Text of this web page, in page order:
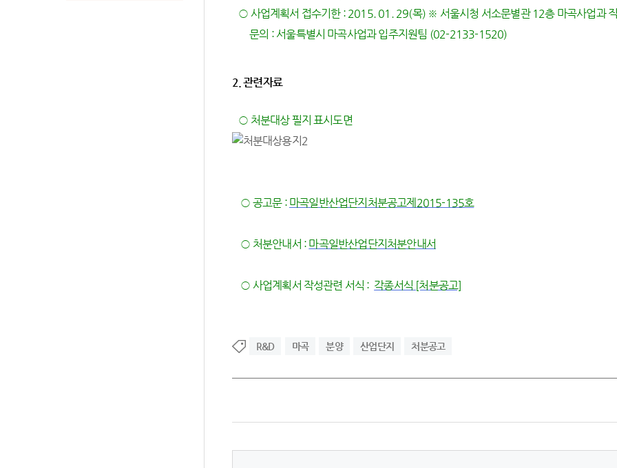
○ 사업계획서 접수기한 : 2015. 01. 29(목) ※ 서울시청 서소문별관 12층 마곡사업과
문의 : 서울특별시 마곡사업과 입주지원팀 (02-2133-1520)
2. 관련자료
○ 처분대상 필지 표시도면
○ 공고문 : 마곡일반산업단지처분공고제2015-135호
○ 처분안내서 : 마곡일반산업단지처분안내서
○ 사업계획서 작성관련 서식 : 각종서식 [처분공고]
R&D 마곡 분양 산업단지 처분공고